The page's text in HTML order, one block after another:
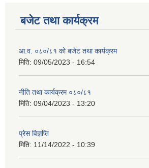
बजेट तथा कार्यक्रम
आ.व. ०८०/८१ को बजेट तथा कार्यक्रम
मिति: 09/05/2023 - 16:54
नीति तथा कार्यक्रम ०८०/८१
मिति: 09/04/2023 - 13:20
प्रेस विज्ञप्ति
मिति: 11/14/2022 - 10:39